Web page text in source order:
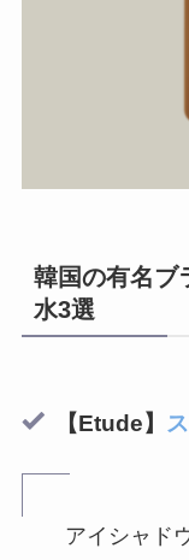
韓国の有名ブ
水3選
【Etude】
アイシャド